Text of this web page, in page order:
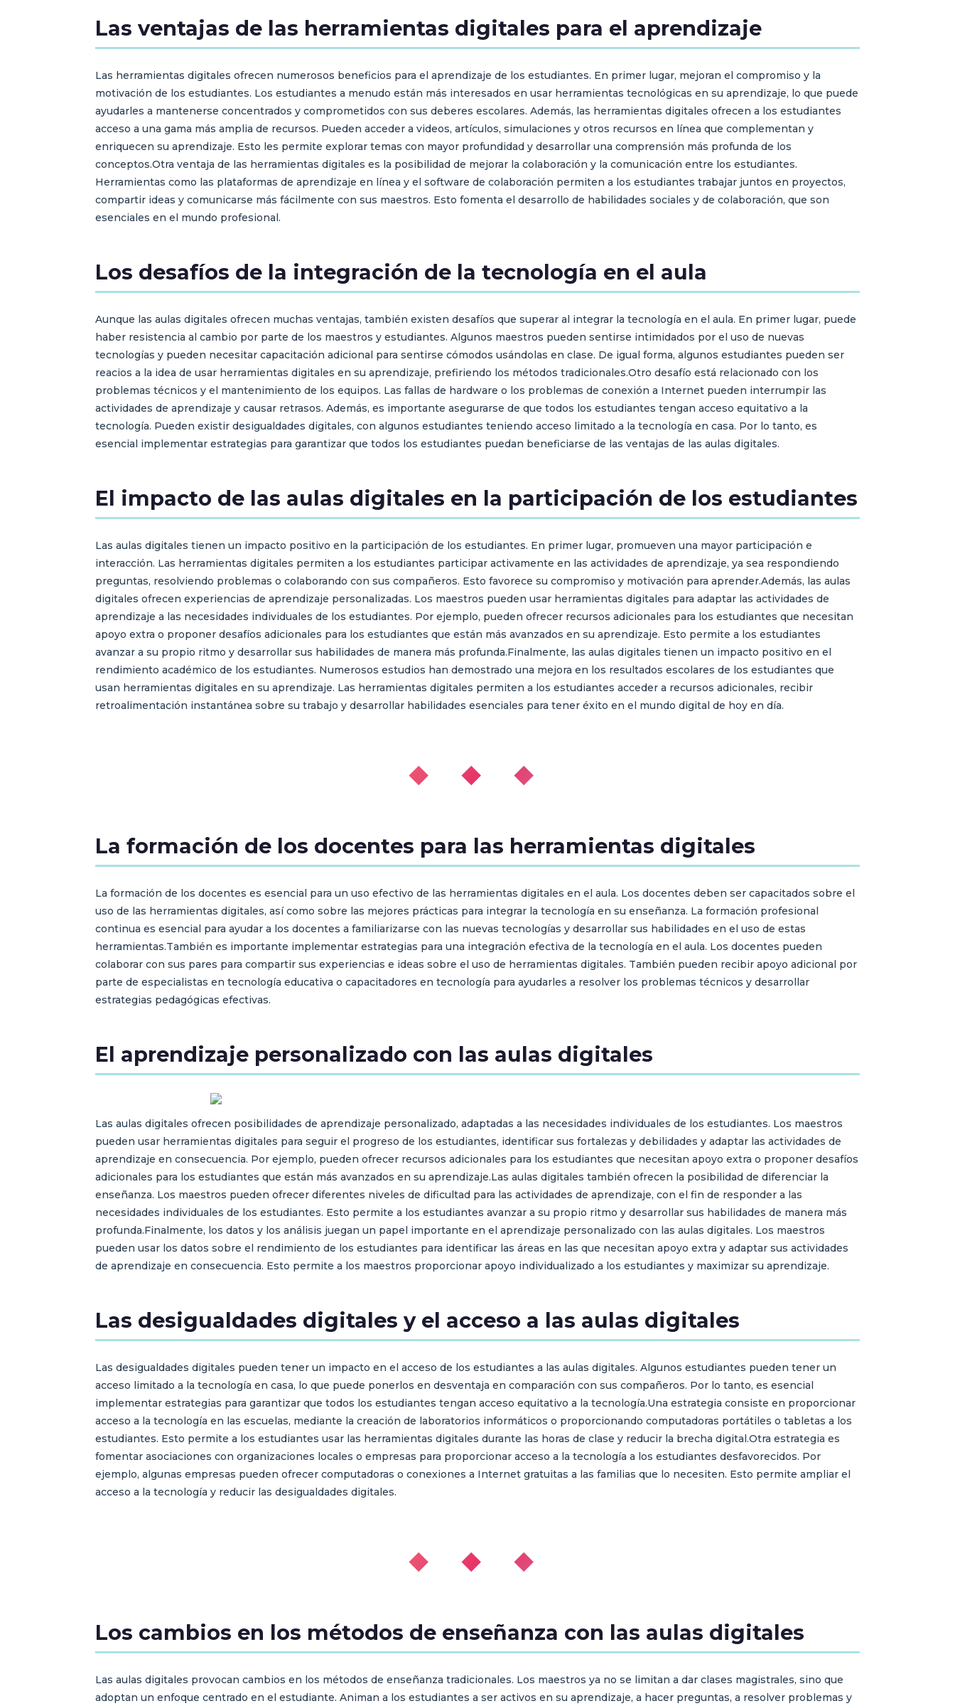
Las ventajas de las herramientas digitales para el aprendizaje
Las herramientas digitales ofrecen numerosos beneficios para el aprendizaje de los estudiantes. En primer lugar, mejoran el compromiso y la
motivación de los estudiantes. Los estudiantes a menudo están más interesados en usar herramientas tecnológicas en su aprendizaje, lo que puede
ayudarles a mantenerse concentrados y comprometidos con sus deberes escolares. Además, las herramientas digitales ofrecen a los estudiantes
acceso a una gama más amplia de recursos. Pueden acceder a videos, artículos, simulaciones y otros recursos en línea que complementan y
enriquecen su aprendizaje. Esto les permite explorar temas con mayor profundidad y desarrollar una comprensión más profunda de los
conceptos.Otra ventaja de las herramientas digitales es la posibilidad de mejorar la colaboración y la comunicación entre los estudiantes.
Herramientas como las plataformas de aprendizaje en línea y el software de colaboración permiten a los estudiantes trabajar juntos en proyectos,
compartir ideas y comunicarse más fácilmente con sus maestros. Esto fomenta el desarrollo de habilidades sociales y de colaboración, que son
esenciales en el mundo profesional.
Los desafíos de la integración de la tecnología en el aula
Aunque las aulas digitales ofrecen muchas ventajas, también existen desafíos que superar al integrar la tecnología en el aula. En primer lugar, puede
haber resistencia al cambio por parte de los maestros y estudiantes. Algunos maestros pueden sentirse intimidados por el uso de nuevas
tecnologías y pueden necesitar capacitación adicional para sentirse cómodos usándolas en clase. De igual forma, algunos estudiantes pueden ser
reacios a la idea de usar herramientas digitales en su aprendizaje, prefiriendo los métodos tradicionales.Otro desafío está relacionado con los
problemas técnicos y el mantenimiento de los equipos. Las fallas de hardware o los problemas de conexión a Internet pueden interrumpir las
actividades de aprendizaje y causar retrasos. Además, es importante asegurarse de que todos los estudiantes tengan acceso equitativo a la
tecnología. Pueden existir desigualdades digitales, con algunos estudiantes teniendo acceso limitado a la tecnología en casa. Por lo tanto, es
esencial implementar estrategias para garantizar que todos los estudiantes puedan beneficiarse de las ventajas de las aulas digitales.
El impacto de las aulas digitales en la participación de los estudiantes
Las aulas digitales tienen un impacto positivo en la participación de los estudiantes. En primer lugar, promueven una mayor participación e
interacción. Las herramientas digitales permiten a los estudiantes participar activamente en las actividades de aprendizaje, ya sea respondiendo
preguntas, resolviendo problemas o colaborando con sus compañeros. Esto favorece su compromiso y motivación para aprender.Además, las aulas
digitales ofrecen experiencias de aprendizaje personalizadas. Los maestros pueden usar herramientas digitales para adaptar las actividades de
aprendizaje a las necesidades individuales de los estudiantes. Por ejemplo, pueden ofrecer recursos adicionales para los estudiantes que necesitan
apoyo extra o proponer desafíos adicionales para los estudiantes que están más avanzados en su aprendizaje. Esto permite a los estudiantes
avanzar a su propio ritmo y desarrollar sus habilidades de manera más profunda.Finalmente, las aulas digitales tienen un impacto positivo en el
rendimiento académico de los estudiantes. Numerosos estudios han demostrado una mejora en los resultados escolares de los estudiantes que
usan herramientas digitales en su aprendizaje. Las herramientas digitales permiten a los estudiantes acceder a recursos adicionales, recibir
retroalimentación instantánea sobre su trabajo y desarrollar habilidades esenciales para tener éxito en el mundo digital de hoy en día.
◆ ◆ ◆
La formación de los docentes para las herramientas digitales
La formación de los docentes es esencial para un uso efectivo de las herramientas digitales en el aula. Los docentes deben ser capacitados sobre el
uso de las herramientas digitales, así como sobre las mejores prácticas para integrar la tecnología en su enseñanza. La formación profesional
continua es esencial para ayudar a los docentes a familiarizarse con las nuevas tecnologías y desarrollar sus habilidades en el uso de estas
herramientas.También es importante implementar estrategias para una integración efectiva de la tecnología en el aula. Los docentes pueden
colaborar con sus pares para compartir sus experiencias e ideas sobre el uso de herramientas digitales. También pueden recibir apoyo adicional por
parte de especialistas en tecnología educativa o capacitadores en tecnología para ayudarles a resolver los problemas técnicos y desarrollar
estrategias pedagógicas efectivas.
El aprendizaje personalizado con las aulas digitales
Las aulas digitales ofrecen posibilidades de aprendizaje personalizado, adaptadas a las necesidades individuales de los estudiantes. Los maestros
pueden usar herramientas digitales para seguir el progreso de los estudiantes, identificar sus fortalezas y debilidades y adaptar las actividades de
aprendizaje en consecuencia. Por ejemplo, pueden ofrecer recursos adicionales para los estudiantes que necesitan apoyo extra o proponer desafíos
adicionales para los estudiantes que están más avanzados en su aprendizaje.Las aulas digitales también ofrecen la posibilidad de diferenciar la
enseñanza. Los maestros pueden ofrecer diferentes niveles de dificultad para las actividades de aprendizaje, con el fin de responder a las
necesidades individuales de los estudiantes. Esto permite a los estudiantes avanzar a su propio ritmo y desarrollar sus habilidades de manera más
profunda.Finalmente, los datos y los análisis juegan un papel importante en el aprendizaje personalizado con las aulas digitales. Los maestros
pueden usar los datos sobre el rendimiento de los estudiantes para identificar las áreas en las que necesitan apoyo extra y adaptar sus actividades
de aprendizaje en consecuencia. Esto permite a los maestros proporcionar apoyo individualizado a los estudiantes y maximizar su aprendizaje.
Las desigualdades digitales y el acceso a las aulas digitales
Las desigualdades digitales pueden tener un impacto en el acceso de los estudiantes a las aulas digitales. Algunos estudiantes pueden tener un
acceso limitado a la tecnología en casa, lo que puede ponerlos en desventaja en comparación con sus compañeros. Por lo tanto, es esencial
implementar estrategias para garantizar que todos los estudiantes tengan acceso equitativo a la tecnología.Una estrategia consiste en proporcionar
acceso a la tecnología en las escuelas, mediante la creación de laboratorios informáticos o proporcionando computadoras portátiles o tabletas a los
estudiantes. Esto permite a los estudiantes usar las herramientas digitales durante las horas de clase y reducir la brecha digital.Otra estrategia es
fomentar asociaciones con organizaciones locales o empresas para proporcionar acceso a la tecnología a los estudiantes desfavorecidos. Por
ejemplo, algunas empresas pueden ofrecer computadoras o conexiones a Internet gratuitas a las familias que lo necesiten. Esto permite ampliar el
acceso a la tecnología y reducir las desigualdades digitales.
◆ ◆ ◆
Los cambios en los métodos de enseñanza con las aulas digitales
Las aulas digitales provocan cambios en los métodos de enseñanza tradicionales. Los maestros ya no se limitan a dar clases magistrales, sino que
adoptan un enfoque centrado en el estudiante. Animan a los estudiantes a ser activos en su aprendizaje, a hacer preguntas, a resolver problemas y